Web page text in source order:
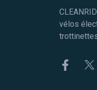
vélos
Facebook